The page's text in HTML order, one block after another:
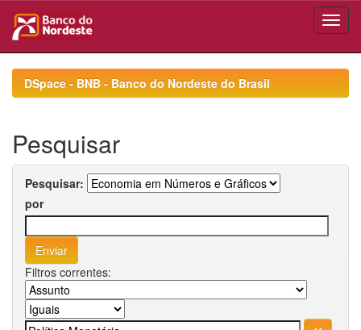
navigationDSpace - BNB - Banco do Nordeste do Brasil
Pesquisar
Pesquisar:
por
Filtros correntes: